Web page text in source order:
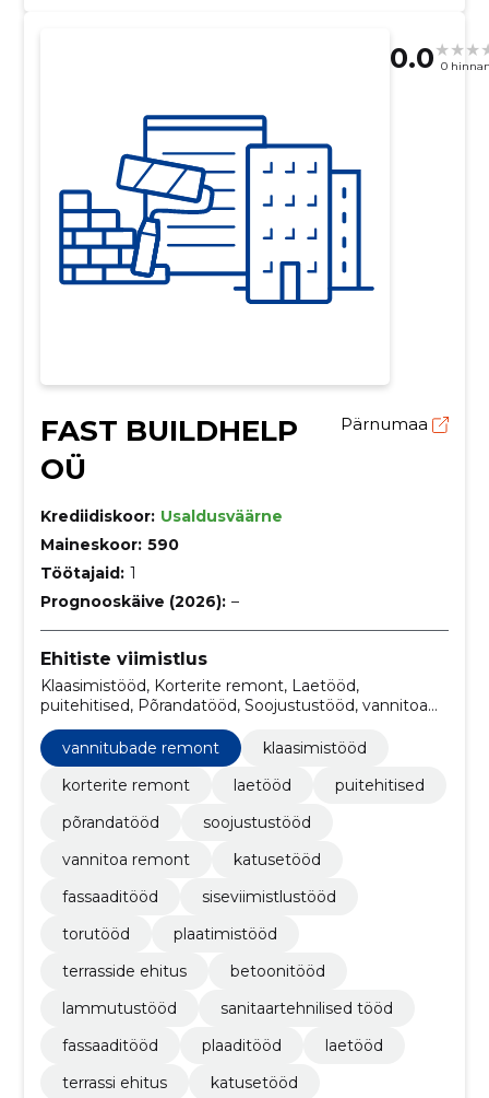
0.0 0
FAST BUILDHELP
OÜ
Pärnumaa
Krediidiskoor: Usaldusväärne
Maineskoor: 590
Töötajaid: 1
Prognooskäive (2026): –
Ehitiste viimistlus
Klaasimistööd, Korterite remont, Laetööd,
puitehitised, Põrandatööd, Soojustustööd, vannitoa
remont, katusetööd, fassaaditööd, Siseviimistlustööd
vannitubade remont
klaasimistööd
korterite remont
laetööd
puitehitised
põrandatööd
soojustustööd
vannitoa remont
katusetööd
fassaaditööd
siseviimistlustööd
torutööd
plaatimistööd
terrasside ehitus
betoonitööd
lammutustööd
sanitaartehnilised tööd
fassaaditööd
plaaditööd
laetööd
terrassi ehitus
katusetööd